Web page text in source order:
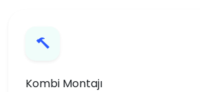
Kombi Montajı